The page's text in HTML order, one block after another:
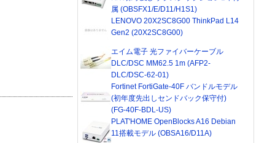
属 (OBSFX1/E/D11/H1S1)
LENOVO 20X2SC8G00 ThinkPad L14
Gen2 (20X2SC8G00)
エイム電子 光ファイバーケーブル
DLC/DSC MM62.5 1m (AFP2-
DLC/DSC-62-01)
Fortinet FortiGate-40F バンドルモデル
(初年度先出しセンドバック保守付)
(FG-40F-BDL-US)
PLAT'HOME OpenBlocks A16 Debian
11搭載モデル (OBSA16/D11A)